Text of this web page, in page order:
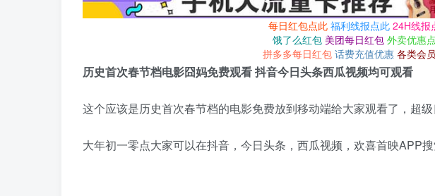
每日红包点此 福利线报点此 24H线报
饿了么红包 美团每日红包 外卖优惠
拼多多每日红包 话费充值优惠 各类会
历史首次春节档电影囧妈免费观看 抖音今日头条西瓜视频均可观看
这个应该是历史首次春节档的电影免费放到移动端给大家观看了，超级
大年初一零点大家可以在抖音，今日头条，西瓜视频，欢喜首映APP